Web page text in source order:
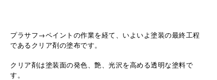
プラサフ→ペイントの作業を経て、いよいよ塗装の最終工程
であるクリア剤の塗布です。
クリア剤は塗装面の発色、艶、光沢を高める透明な塗料で
す。